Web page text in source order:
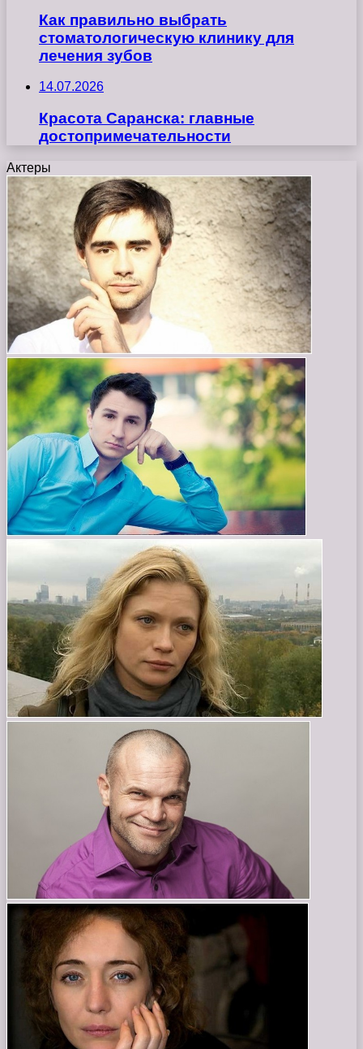
Как правильно выбрать
стоматологическую клинику для
лечения зубов
14.07.2026
Красота Саранска: главные
достопримечательности
Актеры